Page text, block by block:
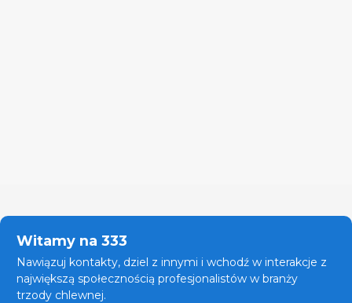
Witamy na 333
Nawiązuj kontakty, dziel z innymi i wchodź w interakcje z
największą społecznością profesjonalistów w branży
trzody chlewnej.